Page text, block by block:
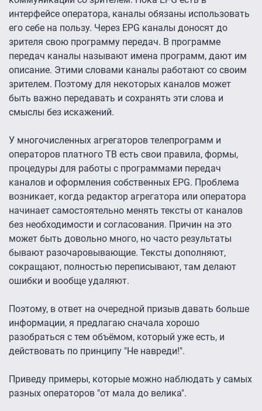
интерфейсе оператора, каналы обязаны использовать
его себе на пользу. Через EPG каналы доносят до
зрителя свою программу передач. В программе
передач каналы называют имена программ, дают им
описание. Этими словами каналы работают со своим
зрителем. Поэтому для некоторых каналов может
быть важно передавать и сохранять эти слова и
смыслы без искажений.
У многочисленных агрегаторов телепрограмм и
операторов платного ТВ есть свои правила, формы,
процедуры для работы с программами передач
каналов и оформления собственных EPG. Проблема
возникает, когда редактор агрегатора или оператора
начинает самостоятельно менять тексты от каналов
без необходимости и согласования. Причин на это
может быть довольно много, но часто результаты
бывают разочаровывающие. Тексты дополняют,
сокращают, полностью переписывают, там делают
ошибки и вообще удаляют.
Поэтому, в ответ на очередной призыв давать больше
информации, я предлагаю сначала хорошо
разобраться с тем объёмом, который уже есть, и
действовать по принципу "Не навреди!".
Приведу примеры, которые можно наблюдать у самых
разных операторов "от мала до велика".